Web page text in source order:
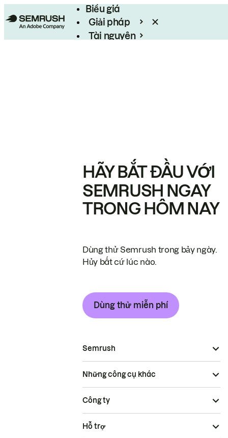
Biểu giá
Giải pháp
Tài nguyên
HÃY BẮT ĐẦU VỚI
SEMRUSH NGAY
TRONG HÔM NAY
Dùng thử Semrush trong bảy ngày.
Hủy bất cứ lúc nào.
Dùng thử miễn phí
Semrush
Những công cụ khác
Công ty
Hỗ trợ